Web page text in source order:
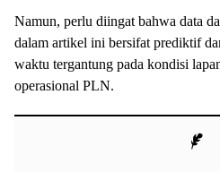
Namun, perlu diingat bahwa data
dalam artikel ini bersifat prediktif
waktu tergantung pada kondisi
operasional PLN.